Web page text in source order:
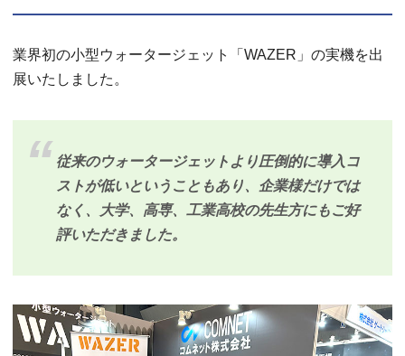
業界初の小型ウォータージェット「WAZER」の実機を出
展いたしました。
従来のウォータージェットより圧倒的に導入コ
ストが低いということもあり、企業様だけでは
なく、大学、高専、工業高校の先生方にもご好
評いただきました。